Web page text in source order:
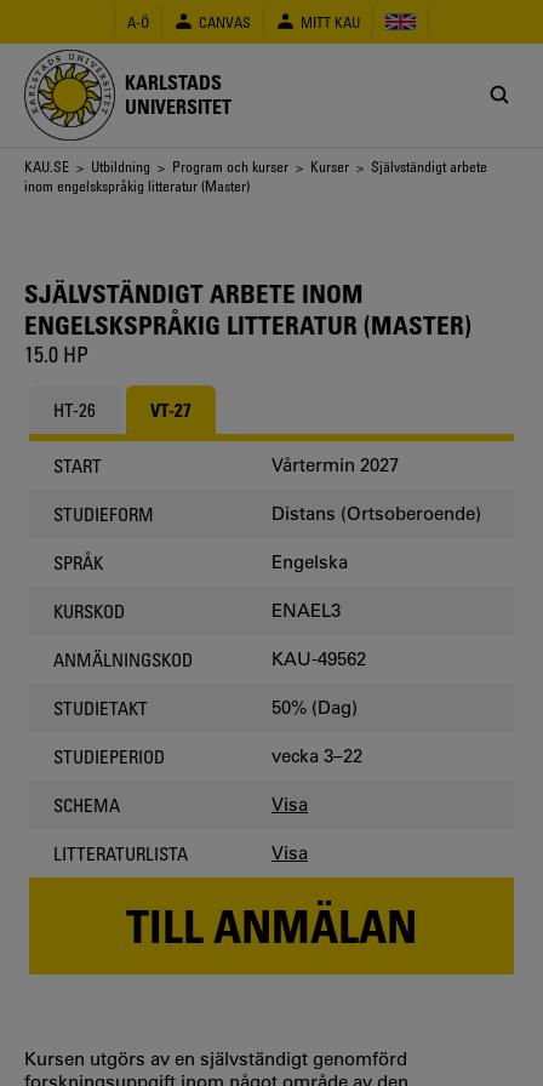
huvudinnehåll
A-Ö CANVAS MITT KAU
KARLSTADS
UNIVERSITET
Länkstig
KAU.SE > Utbildning > Program och kurser > Kurser > Självständigt arbete
inom engelskspråkig litteratur (Master)
SJÄLVSTÄNDIGT ARBETE INOM
ENGELSKSPRÅKIG LITTERATUR (MASTER)
15.0 HP
HT-26 VT-27
START Vårtermin 2027
STUDIEFORM Distans (Ortsoberoende)
SPRÅK Engelska
KURSKOD ENAEL3
ANMÄLNINGSKOD KAU-49562
STUDIETAKT 50% (Dag)
STUDIEPERIOD vecka 3–22
SCHEMA Visa
LITTERATURLISTA Visa
TILL ANMÄLAN
Kursen utgörs av en självständigt genomförd
forskningsuppgift inom något område av den